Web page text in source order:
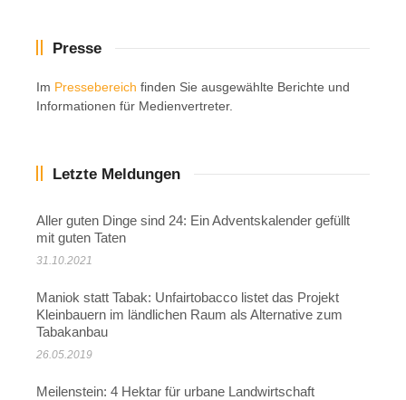
Presse
Im Pressebereich finden Sie ausgewählte Berichte und
Informationen für Medienvertreter.
Letzte Meldungen
Aller guten Dinge sind 24: Ein Adventskalender gefüllt
mit guten Taten
31.10.2021
Maniok statt Tabak: Unfairtobacco listet das Projekt
Kleinbauern im ländlichen Raum als Alternative zum
Tabakanbau
26.05.2019
Meilenstein: 4 Hektar für urbane Landwirtschaft